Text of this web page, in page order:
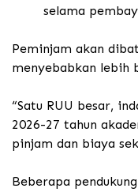
selama
Peminjam akan
menyebabkan lebih
“Satu RUU besar,
2026-27 tahun
pinjam dan biaya
Beberapa